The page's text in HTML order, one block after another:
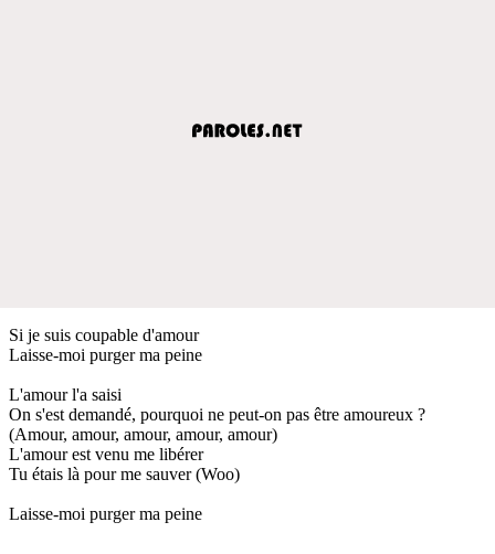
Si je suis coupable d'amour
Laisse-moi purger ma peine
L'amour l'a saisi
On s'est demandé, pourquoi ne peut-on pas être amoureux ?
(Amour, amour, amour, amour, amour)
L'amour est venu me libérer
Tu étais là pour me sauver (Woo)
Laisse-moi purger ma peine